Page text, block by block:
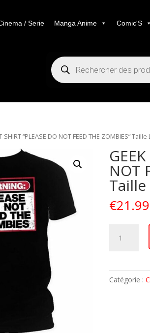
/ Serie Manga Anime Comic'S
Recherche
de
produits
SHIRT “PLEASE DO NOT FEED THE ZOMBIES” Taille
NOT
Taille
€21.99
"PLEASE
Catégorie :